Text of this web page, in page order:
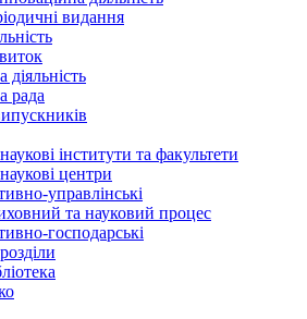
видання
рада
інститути та факультети
центри
управлінські
та науковий процес
господарські